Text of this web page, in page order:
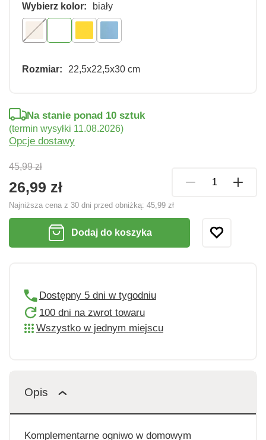
Wybierz kolor: biały
Rozmiar: 22,5x22,5x30 cm
45,99 zł
26,99 zł
Najniższa cena z 30 dni przed obniżką: 45,99 zł
Na stanie ponad 10 sztuk
(termin wysyłki 11.08.2026)
Opcje dostawy
Dodaj do koszyka
Dostępny 5 dni w tygodniu
100 dni na zwrot towaru
Wszystko w jednym miejscu
Opis
Komplementarne ogniwo w domowym